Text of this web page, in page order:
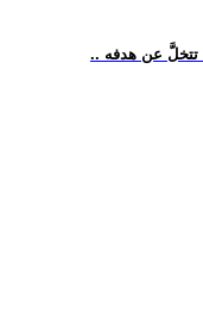
تتخلَّ عن هدفه